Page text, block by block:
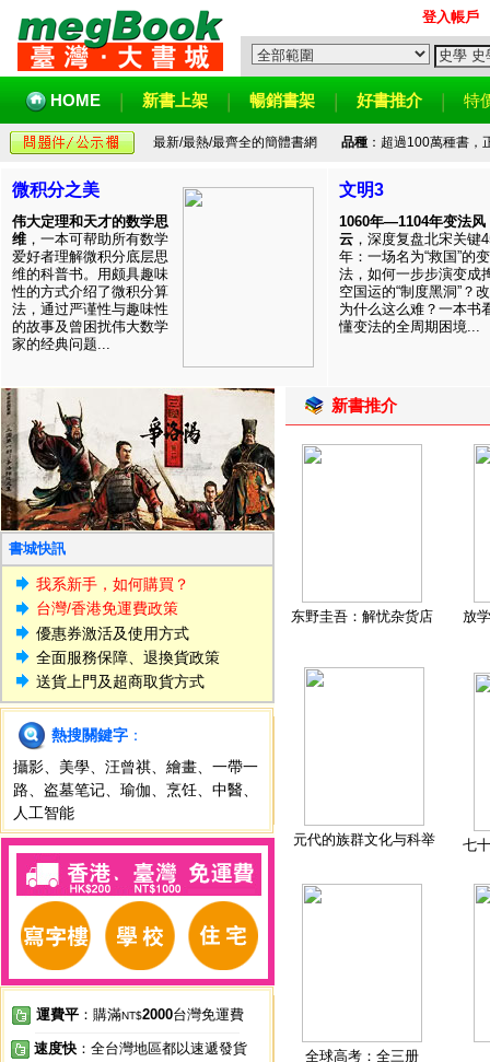
登入帳戶
HOME 新書上架 暢銷書架 好書推介 特
最新/最熱/最齊全的簡體書網 品種：超過100萬種書，
微积分之美
伟大定理和天才的数学思
维 ，一本可帮助所有数学
爱好者理解微积分底层思
维的科普书。用颇具趣味
性的方式介绍了微积分算
法，通过严谨性与趣味性
的故事及曾困扰伟大数学
家的经典问题...
文明3
1060年—1104年变法风
云 ，深度复盘北宋关键
年：一场名为“救国”的变
法，如何一步步演变成
空国运的“制度黑洞”？
为什么这么难？一本书
懂变法的全周期困境...
書城快訊
我系新手，如何購買？
台灣/香港免運費政策
優惠券激活及使用方式
全面服務保障、退換貨政策
送貨上門及超商取貨方式
熱搜關鍵字 ：
攝影
美學 汪曾祺 繪畫
一帶一
路
盗墓笔记 瑜伽 烹饪 中醫
人工智能
運費平 ：購滿NT$2000台灣免運費
速度快 ：全台灣地區都以速遞發貨
新書推介
东野圭吾：解忧杂货店 放
元代的族群文化与科举 七
全球高考：全三册